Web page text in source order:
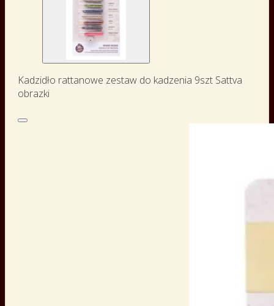
Kadzidło rattanowe zestaw do kadzenia 9szt Sattva
obrazki